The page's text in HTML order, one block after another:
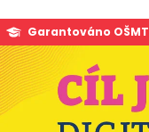
Garantováno